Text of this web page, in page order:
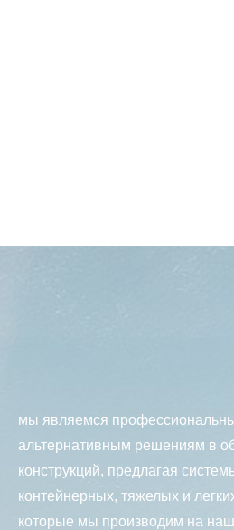
мы являемся
альтернативным решениям в
конструкций, предлагая
контейнерных, тяжелых и
которые мы производим на